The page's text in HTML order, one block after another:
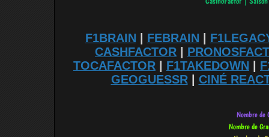
F1BRAIN FEBRAIN
CASHFACTOR
TOCAFACTOR
F1TAKEDOWN
GEOGUESSR| CINÉ